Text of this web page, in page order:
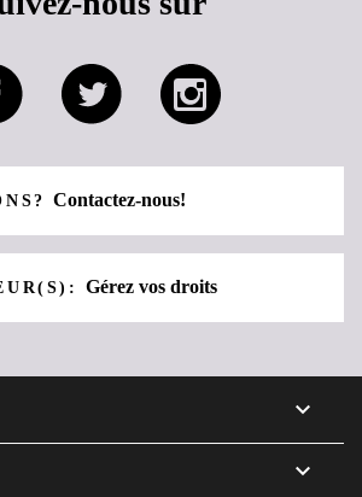
Contactez-nous!
Gérez vos droits

